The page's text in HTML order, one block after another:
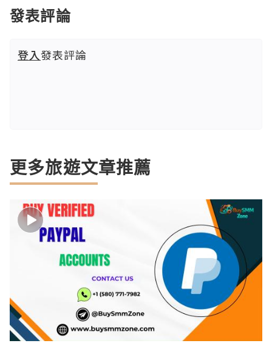
發表評論
登入發表評論
更多旅遊文章推薦